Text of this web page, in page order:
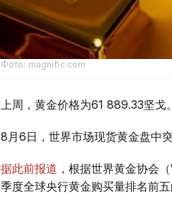
Фото: magnific.com
上周，黄金价格为61 889.33坚
8月6日，世界市场现货黄金盘中
据此前报道 ，根据世界黄金协会
季度全球央行黄金购买量排名前五